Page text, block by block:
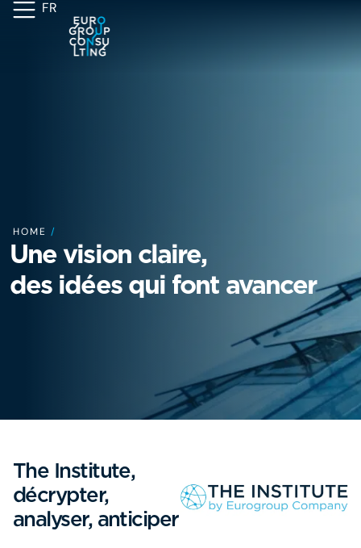
FR
HOME /
Une vision claire,
des idées qui font avancer
The Institute,
décrypter,
analyser, anticiper